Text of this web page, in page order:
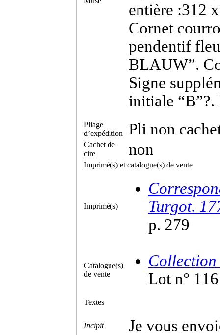
entière :312
Cornet
pendentif
BLAUW”.
Signe
initiale “B”?.
Pliage
d’expédition
Pli non
Cachet de
cire
non
Imprimé(s) et catalogue(s) de vente
Imprimé(s)
Turgot.
p. 279
Catalogue(s)
de vente
Collection
Lot n° 116
Textes
Incipit Je vous